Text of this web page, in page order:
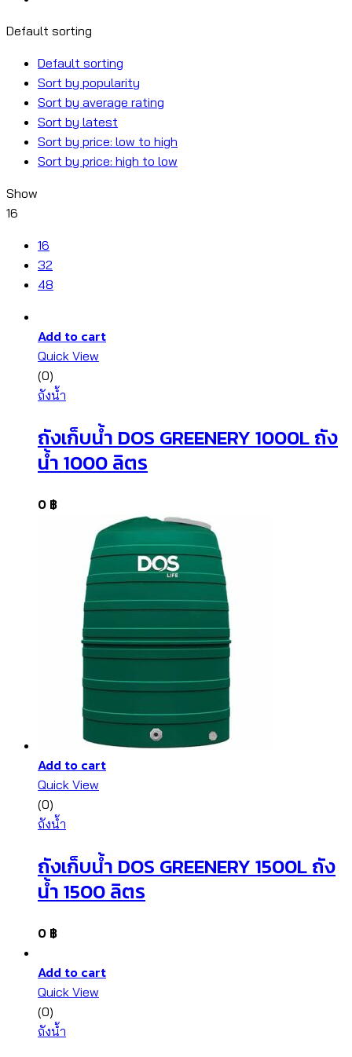
Default sorting
Default sorting
Sort by popularity
Sort by average rating
Sort by latest
Sort by price: low to high
Sort by price: high to low
Show
16
16
32
48
Add to cart
Quick View
(0)
ถังน้ำ
ถังเก็บน้ำ DOS GREENERY 1000L ถัง
น้ำ 1000 ลิตร
0 ฿
Add to cart
Quick View
(0)
ถังน้ำ
ถังเก็บน้ำ DOS GREENERY 1500L ถัง
น้ำ 1500 ลิตร
0 ฿
Add to cart
Quick View
(0)
ถังน้ำ